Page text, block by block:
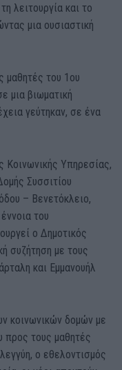
λειτουργία και το
μια ουσιαστική
μαθητές του 1ου
μια βιωματική
γεύτηκαν, σε ένα
Κοινωνικής Υπηρεσίας,
Συσσιτίου
– Βενετόκλειο,
του
ο Δημοτικός
συζήτηση με τους
και Εμμανουήλ
κοινωνικών δομών με
προς τους μαθητές
ο εθελοντισμός